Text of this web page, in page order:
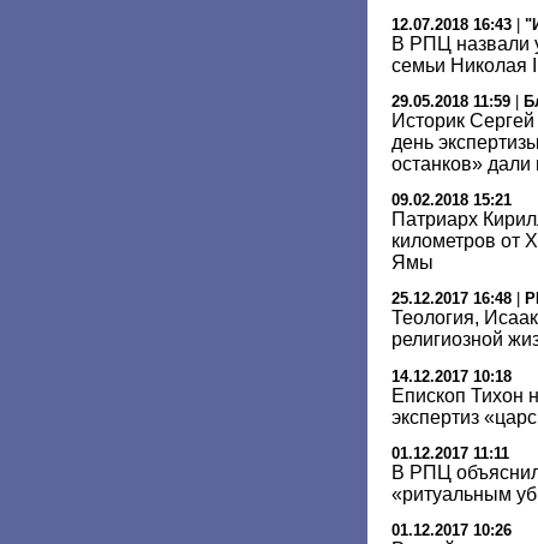
12.07.2018 16:43 |
В РПЦ назвали
семьи Николая
29.05.2018 11:59
Историк
день
останков»
09.02.2018 15:21
Патриарх
километров от
Ямы
25.12.2017 16:48
Теология,
религиозной
14.12.2017 10:18
Епископ Тихон
экспертиз
01.12.2017 11:11
В РПЦ
«ритуальным
01.12.2017 10:26